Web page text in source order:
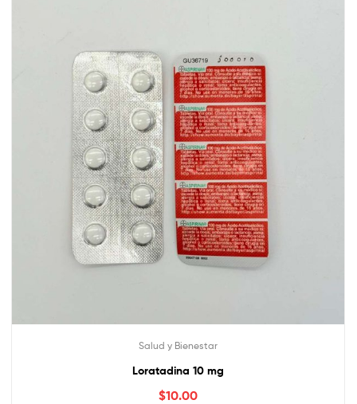
Salud y Bienestar
Loratadina 10 mg
$10.00